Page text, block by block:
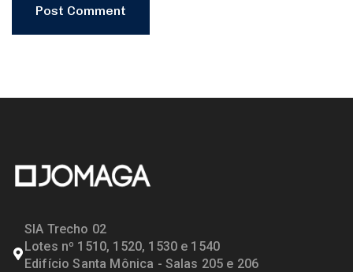
SIA Trecho 02
Lotes nº 1510, 1520, 1530 e 1540
Edifício Santa Mônica - Salas 205 e 206